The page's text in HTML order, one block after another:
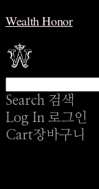
Wealth Honor
Search 검색
Log In 로그인
Cart장바구니